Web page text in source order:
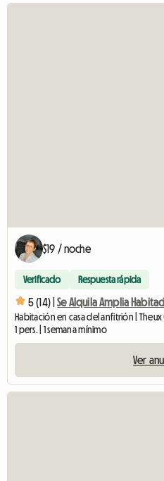
$19 / noche
Verificado Respuesta rápida
5 (14) | Se Alquila Amplia
Habitación en casa del anfitrión | Theux
1 pers. | 1 semana mínimo
Ver